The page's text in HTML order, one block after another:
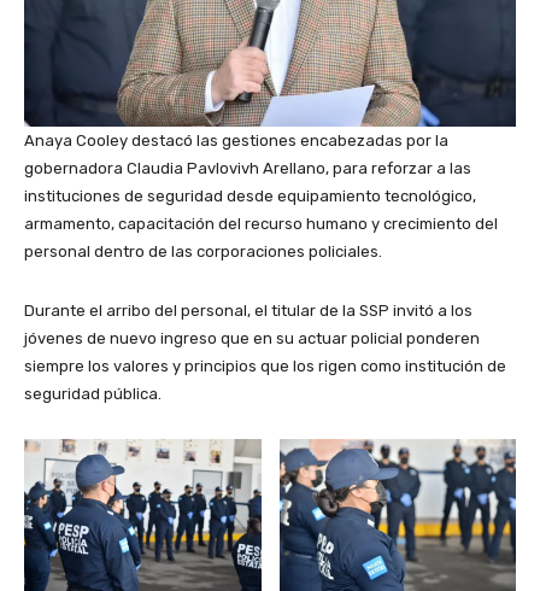
Anaya Cooley destacó las gestiones encabezadas por la
gobernadora Claudia Pavlovivh Arellano, para reforzar a las
instituciones de seguridad desde equipamiento tecnológico,
armamento, capacitación del recurso humano y crecimiento del
personal dentro de las corporaciones policiales.
Durante el arribo del personal, el titular de la SSP invitó a los
jóvenes de nuevo ingreso que en su actuar policial ponderen
siempre los valores y principios que los rigen como institución de
seguridad pública.